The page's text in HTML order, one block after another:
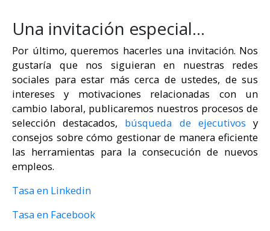
Una invitación especial…
Por último, queremos hacerles una invitación. Nos
gustaría que nos siguieran en nuestras redes
sociales para estar más cerca de ustedes, de sus
intereses y motivaciones relacionadas con un
cambio laboral, publicaremos nuestros procesos de
selección destacados, búsqueda de ejecutivos y
consejos sobre cómo gestionar de manera eficiente
las herramientas para la consecución de nuevos
empleos.
Tasa en Linkedin
Tasa en Facebook